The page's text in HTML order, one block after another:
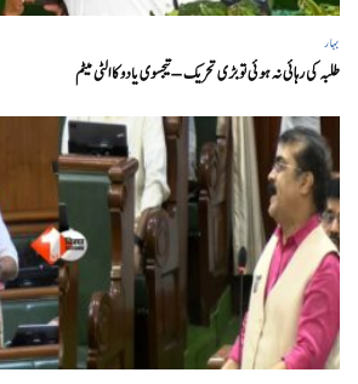
بہار
طلبہ کی رہائی نہ ہوئی تو بڑی تحریک – تیجسوی یادو کا الٹی میٹم